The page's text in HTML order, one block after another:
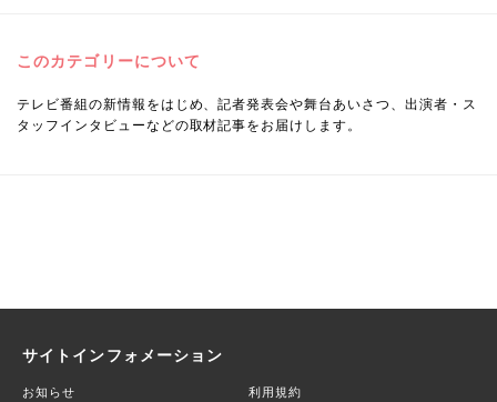
このカテゴリーについて
テレビ番組の新情報をはじめ、記者発表会や舞台あいさつ、出演者・ス
タッフインタビューなどの取材記事をお届けします。
サイトインフォメーション
お知らせ 利用規約